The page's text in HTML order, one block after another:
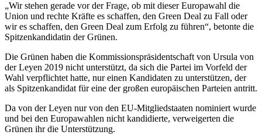
„Wir stehen gerade vor der Frage, ob mit dieser Europawahl die
Union und rechte Kräfte es schaffen, den Green Deal zu Fall oder
wir es schaffen, den Green Deal zum Erfolg zu führen“, betonte die
Spitzenkandidatin der Grünen.
Die Grünen haben die Kommissionspräsidentschaft von Ursula von
der Leyen 2019 nicht unterstützt, da sich die Partei im Vorfeld der
Wahl verpflichtet hatte, nur einen Kandidaten zu unterstützen, der
als Spitzenkandidat für eine der großen europäischen Parteien antritt.
Da von der Leyen nur von den EU-Mitgliedstaaten nominiert wurde
und bei den Europawahlen nicht kandidierte, verweigerten die
Grünen ihr die Unterstützung.